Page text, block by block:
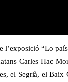
l’exposició “Lo
Carles Hac
el Segrià, el